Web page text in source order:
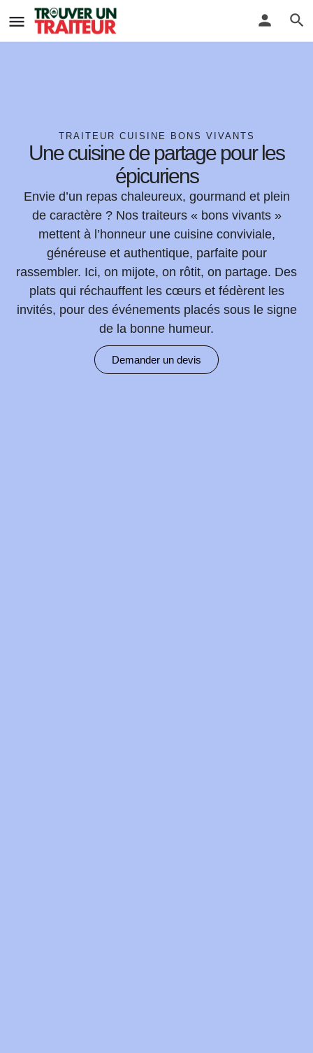
TRAITEUR CUISINE BONS VIVANTS
Une cuisine de partage pour les
épicuriens
Envie d’un repas chaleureux, gourmand et plein
de caractère ? Nos traiteurs « bons vivants »
mettent à l’honneur une cuisine conviviale,
généreuse et authentique, parfaite pour
rassembler. Ici, on mijote, on rôtit, on partage. Des
plats qui réchauffent les cœurs et fédèrent les
invités, pour des événements placés sous le signe
de la bonne humeur.
Demander un devis